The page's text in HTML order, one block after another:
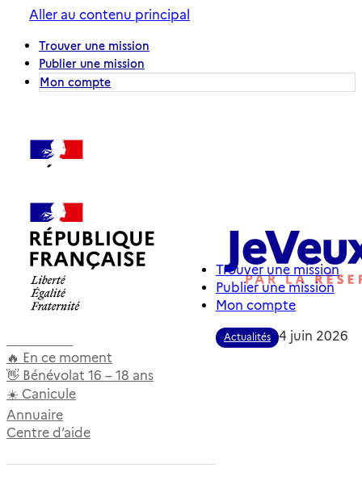
Aller au contenu principal
Trouver une mission
Publier une mission
Mon compte
Trouver une mission de bénévolat
🔥 En ce moment
👋 Bénévolat 16 – 18 ans
☀️ Canicule
Annuaire
Centre d’aide
Trouver une mission
Publier une mission
Mon compte
Actualités 4 juin 2026